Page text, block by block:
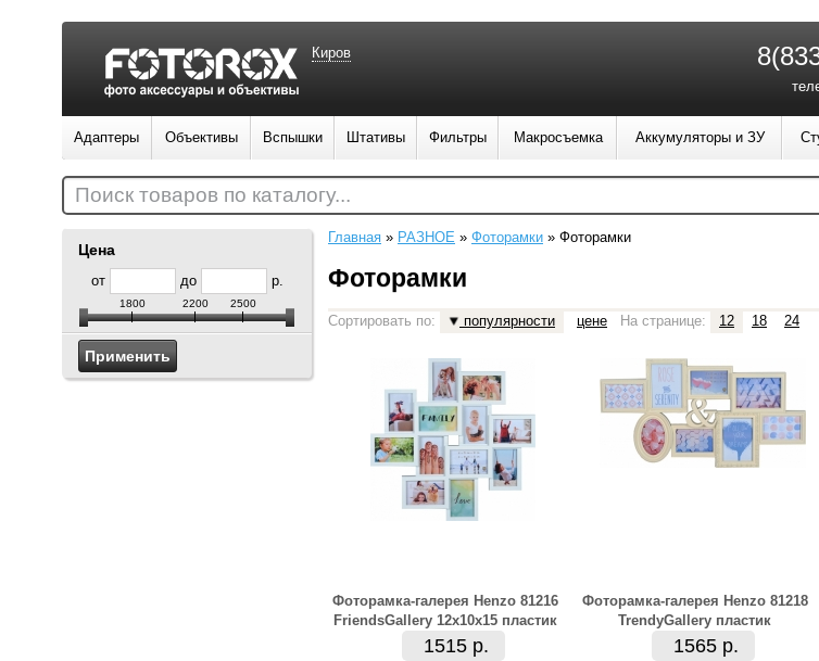
Цена
от до р.
1800 2200 2500
Главная » РАЗНОЕ » Фоторамки » Фоторамки
Фоторамки
Сортировать по: популярности цене На странице: 12 18 24
Фоторамка-галерея Henzo 81216
FriendsGallery 12х10х15 пластик
1515 р.
Фоторамка-галерея Henzo 81218
TrendyGallery пластик
1565 р.
Киров
Адаптеры Объективы Вспышки Штативы Фильтры Макросъемка Аккумуляторы и ЗУ
Поиск товаров по каталогу...